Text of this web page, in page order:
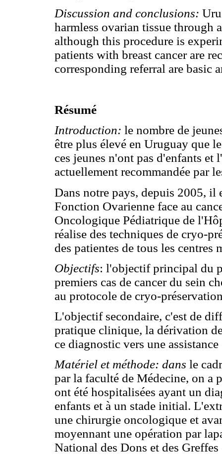
Discussion and conclusions:
harmless ovarian tissue through
although this procedure is
patients with breast cancer are
corresponding referral are basic
Résumé
Introduction: le nombre de
être plus élevé en Uruguay que
ces jeunes n'ont pas d'enfants et
actuellement recommandée par
Dans notre pays, depuis 2005, il
Fonction Ovarienne face au
Oncologique Pédiatrique de
réalise des techniques de cryo-
des patientes de tous les
Objectifs: l'objectif principal du
premiers cas de cancer du sein
au protocole de cryo-
L'objectif secondaire, c'est de
pratique clinique, la dérivation
ce diagnostic vers une
Matériel et méthode: dans le
par la faculté de Médecine, on a
ont été hospitalisées ayant un
enfants et à un stade initial.
une chirurgie oncologique et
moyennant une opération par
National des Dons et des